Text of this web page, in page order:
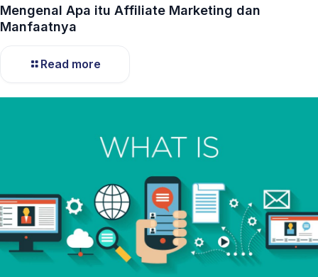
Mengenal Apa itu Affiliate Marketing dan
Manfaatnya
Read more